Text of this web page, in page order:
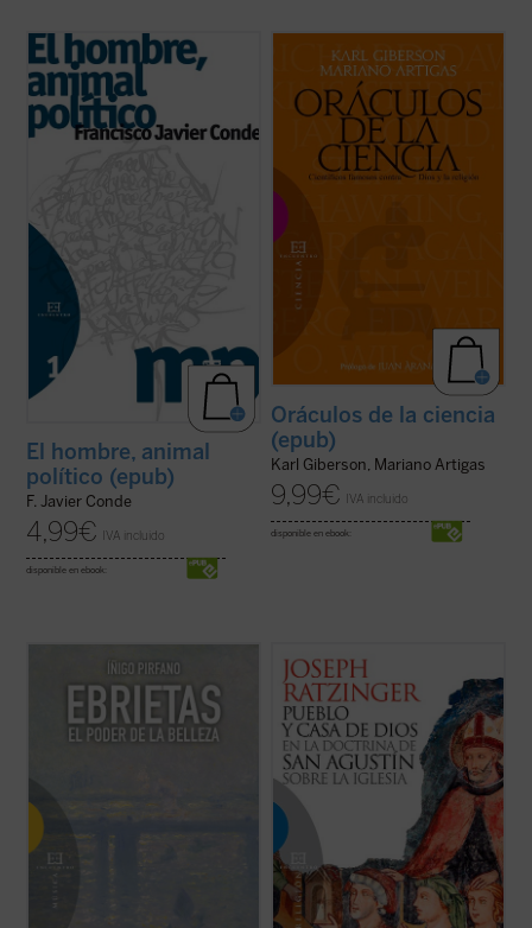
El proceso reduccionista al que se ha visto
sometida la política, convertida en una pura
relación de poder, se ha solapado
paradójicamente con una Sociedad
despolitizaday un Estado desapoderado
También con la perversa ...(ver ficha)
El hombre, animal
político (epub)
F. Javier Conde
4,99€ IVA incluido
disponible en ebook:
La ciencia forma parte de nuestra
compresión contemporánea del mundo y
de nuestra esperanza en el futuro. Para
algunos ha desplazado a la religión, y los
creyentes deben afrontar los desafíos
planteados por la ciencia. Sin embargo,
pocos tienen ...(ver ficha)
Oráculos de la ciencia
(epub)
Karl Giberson, Mariano Artigas
9,99€ IVA incluido
disponible en ebook:
Cuando un filósofo escribe sobre estética,
el resultado constituye en no pocos casos
un ejercicio de admirable erudición que no
consigue penetrar en la naturaleza de la
creación poética. Y al revés; si un artista se
lanza a la difícil tarea ... (ver ficha)
El concepto de pueblo de Dios en la
eclesiología de Agustín de Hipona es el
concepto central de este libro, redactado
como tesis doctoral por Joseph Ratzinger
y que supuso su brillante entrada en el
mundo de la investigación teológica. En ...
(ver ficha)